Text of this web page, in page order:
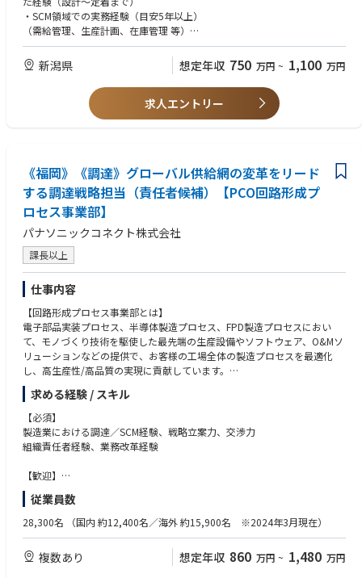
・（必要に応じて）計画系システム（APS／需給計画／ERP等）の要件整
理・連携方針策定
・SCM領域での実務経験（目安5年以上）
（需給管理、生産計画、在庫管理 等）
・論点整理および資料作成能力
・部門横断での合意形成・推進経験
・需要予測精度改善、在庫最適化の実績
・欠品・過剰在庫の改善経験
■求める人物像
・全体最適の視点で意思決定を設計できる方
・抽象課題を構造化し、具体的な業務プロセスに落とし込める方
・利害の異なる関係者を巻き込み、プロジェクトを推進できる方
・仕組み構築だけでなく、現場への定着までやり切れる方
新潟県 想定年収 750 万円 ~ 1,100 万円
求人エントリー
《福岡》《調達》グローバル供給網の変革をリード
する調達戦略担当（責任者候補）【PCO回路形成プ
ロセス事業部】
パナソニックコネクト株式会社
課長以上
仕事内容
【回路形成プロセス事業部とは】
電子部品実装プロセス、半導体製造プロセス、FPD製造プロセスにおい
て、モノづくり技術を駆使した最先端の生産設備やソフトウェア、O&Mソ
リューションなどの提供で、お客様の工場全体の製造プロセスを最適化
し、高生産性/高品質の実現に貢献しています。
【調達部とは】
回路形成プロセス事業の中核生産拠点である甲府工場において、調達部は
SMT実装機、半導体装置などを生産するための部材の調達機能を担う。調
達行政課は、調達企画・調達改革および電子部品契約機能を通じて、事業
・調達改革テーマの企画・推進
・電子部品・半導体の調達戦略の立案・実行
・調達業務標準化
・供給リスク分析・BCP・代替ソース開拓 ・原価低減（VE）および全体
求める経験 / スキル
【必須】
製造業における調達／SCM経験、戦略立案力、交渉力
組織責任者経験、業務改革経験
【歓迎】
電子部品・半導体調達経験、契約実務、グローバルサプライヤー対応、調
達責任者経験、FA機器業界に精通
従業員数
28,300名 （国内 約12,400名／海外 約15,900名 ※2024年3月現在）
複数あり 想定年収 860 万円 ~ 1,480 万円